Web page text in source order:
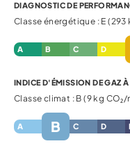
DIAGNOSTIC DE
Classe énergétique : E (293
A B C D
INDICE D'ÉMISSION DE GAZ À
Classe climat : B (9 kg CO₂/
A B C D